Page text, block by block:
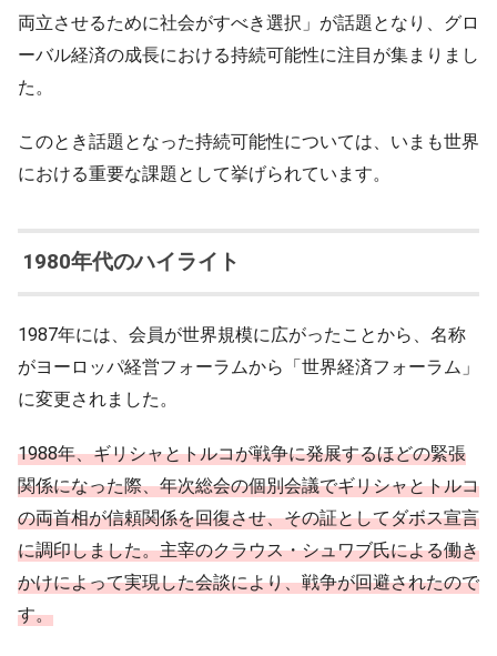
両立させるために社会がすべき選択」が話題となり、グロ
ーバル経済の成長における持続可能性に注目が集まりまし
た。
このとき話題となった持続可能性については、いまも世界
における重要な課題として挙げられています。
1980年代のハイライト
1987年には、会員が世界規模に広がったことから、名称
がヨーロッパ経営フォーラムから「世界経済フォーラム」
に変更されました。
1988年、ギリシャとトルコが戦争に発展するほどの緊張
関係になった際、年次総会の個別会議でギリシャとトルコ
の両首相が信頼関係を回復させ、その証としてダボス宣言
に調印しました。主宰のクラウス・シュワブ氏による働き
かけによって実現した会談により、戦争が回避されたので
す。